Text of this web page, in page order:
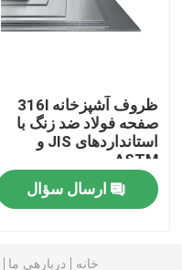
درخواست نقل قول
لوله لوله فولادی ضد زنگ
کویل فولادی ضد زنگ
پروفیل استیل ضد زنگ
ظروف آشپزخانه 316l
صفحه فولاد ضد زنگ با
استانداردهای JIS و
ASTM
ارسال سؤال
خانه دربارهی ما